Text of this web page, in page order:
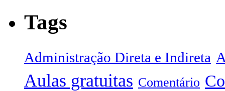
Tags
Administração Direta e Indireta
Aulas gratuitas Comentário